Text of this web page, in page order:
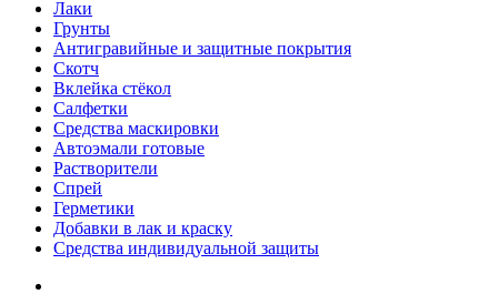
Лаки
Грунты
Антигравийные и защитные покрытия
Скотч
Вклейка стёкол
Салфетки
Средства маскировки
Автоэмали готовые
Растворители
Спрей
Герметики
Добавки в лак и краску
Средства индивидуальной защиты